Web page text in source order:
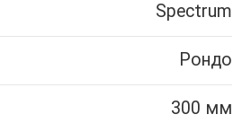
Spectrum
Рондо
300 мм